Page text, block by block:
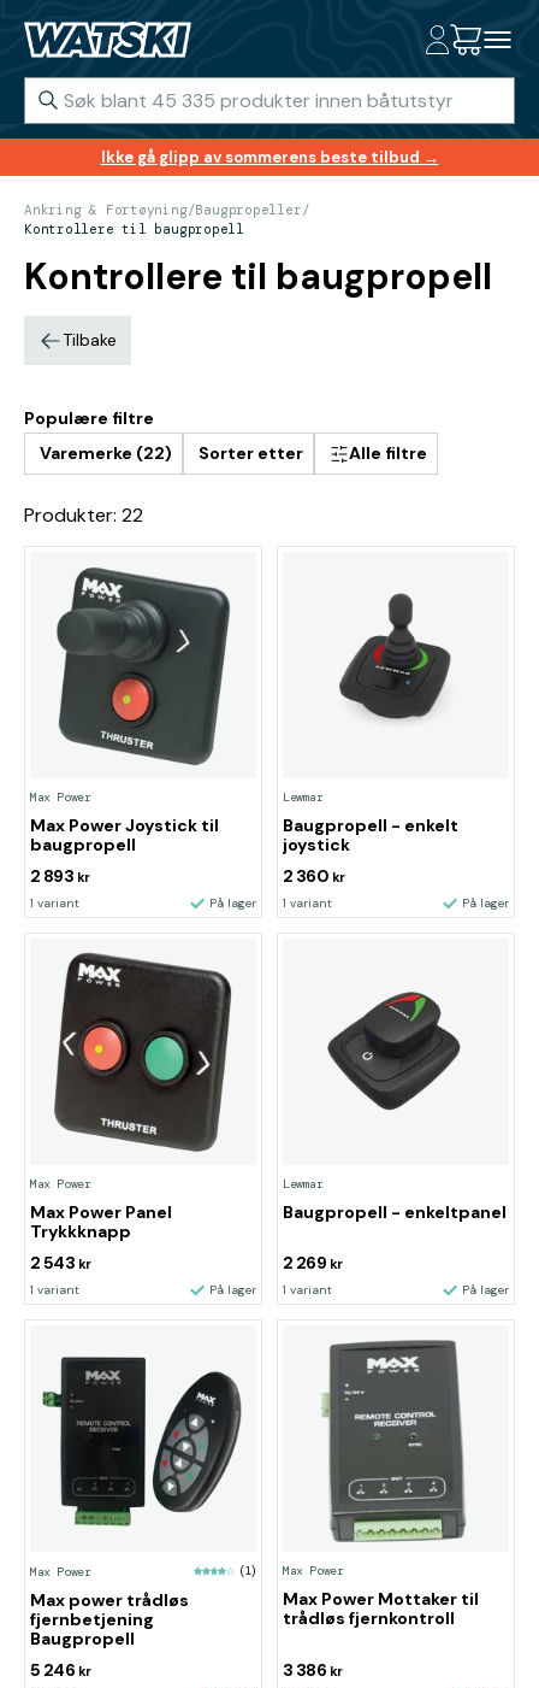
Ikke gå glipp av sommerens beste tilbud →
Ankring & Fortøyning/Baugpropeller/
Kontrollere til baugpropell
Kontrollere til baugpropell
Tilbake
Populære filtre
Varemerke (22)
Sorter etter Alle filtre
Produkter: 22
Max Power
Max Power Joystick til
baugpropell
2 893 kr
1 variant På lager
Lewmar
Baugpropell - enkelt
joystick
2 360 kr
1 variant På lager
Max Power
Max Power Panel
Trykkknapp
2 543 kr
1 variant På lager
Lewmar
Baugpropell - enkeltpanel
2 269 kr
1 variant På lager
Max Power (1)
Max power trådløs
fjernbetjening
Baugpropell
5 246 kr
Max Power
Max Power Mottaker til
trådløs fjernkontroll
3 386 kr